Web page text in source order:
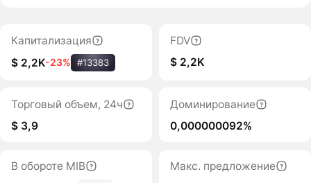
Капитализация
$ 2,2K-23% #13383
FDV
$ 2,2K
Торговый объем, 24ч
$ 3,9
Доминирование
0,000000092%
В обороте MIB
Макс. предложение